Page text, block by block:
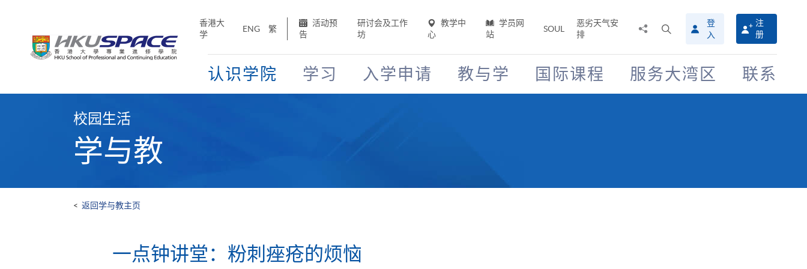
香港大
学
ENG 繁
活动预
告
研讨会及工作
坊
教学中
心
学员网
站
SOUL
恶劣天气安
排
搜
寻
介
面
登
入
注
册
认识学院 学习 入学申请 教与学 国际课程 服务大湾区 联系
校园生活
学与教
< 返回学与教主页
一点钟讲堂：粉刺痤疮的烦恼